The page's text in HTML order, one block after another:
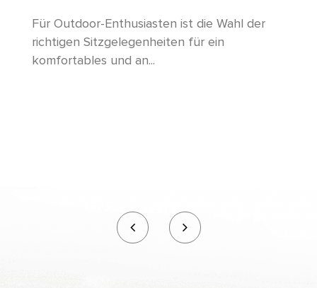
die Förderung von Talenten und unternimmt
unermüdliche Anstrengungen, um neuere und
Für Outdoor-Enthusiasten ist die Wahl der
richtigen Sitzgelegenheiten für ein
komfortables und an...